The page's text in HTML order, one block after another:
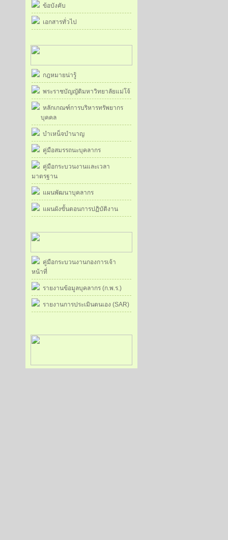
ข้อบังคับ
เอกสารทั่วไป
กฎหมายน่ารู้
พระราชบัญญัติมหาวิทยาลัยแม่โจ้
หลักเกณฑ์การบริหารทรัพยากร
บุคคล
บำเหน็จบำนาญ
คู่มือสมรรถนะบุคลากร
คู่มือกระบวนงานและเวลา
มาตรฐาน
แผนพัฒนาบุคลากร
แผนผังขั้นตอนการปฏิบัติงาน
คู่มือกระบวนงานกองการเจ้า
หน้าที่
รายงานข้อมูลบุคลากร (ก.พ.ร.)
รายงานการประเมินตนเอง (SAR)